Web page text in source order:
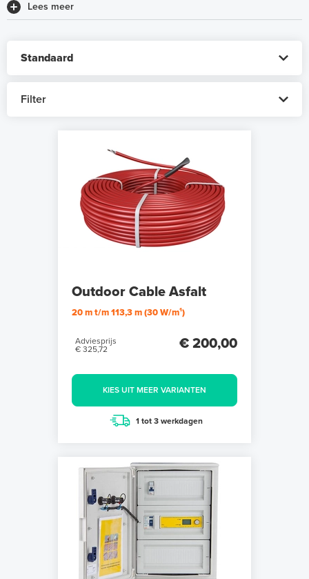
Lees meer
Filter
Outdoor Cable Asfalt
20 m t/m 113,3 m (30 W/m¹)
Adviesprijs
€ 325,72
€ 200,00
KIES UIT MEER VARIANTEN
1 tot 3 werkdagen